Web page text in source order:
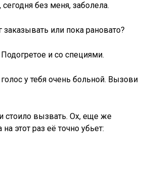
без меня, заболела.
заказывать или пока рановато?
и со специями.
у тебя очень больной. Вызови
стоило вызвать. Ох, еще же
этот раз её точно убьет: